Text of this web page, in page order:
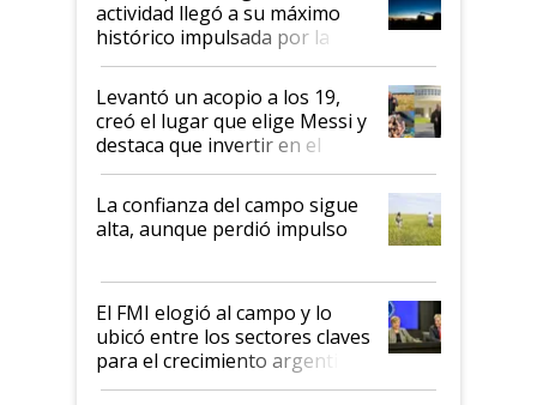
récord
actividad llegó a su máximo
histórico impulsada por la
cosecha y las exportaciones
Levantó un acopio a los 19,
creó el lugar que elige Messi y
destaca que invertir en el
kirchnerismo era como "darle
plata a un hijo para droga":
Juan Félix Rossetti, el libertario
que de una dura crisis salió
de Milei
La confianza del campo sigue
alta, aunque perdió impulso
El FMI elogió al campo y lo
ubicó entre los sectores claves
para el crecimiento argentino